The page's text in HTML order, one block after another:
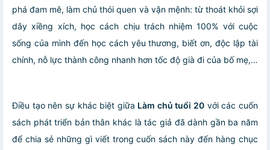
phá đam mê, làm chủ thói quen và vận mệnh: từ thoát khỏi sợi
dây xiềng xích, học cách chịu trách nhiệm 100% với cuộc
sống của mình đến học cách yêu thương, biết ơn, độc lập tài
chính, nỗ lực thành công nhanh hơn tốc độ già đi của bố mẹ,…
Điều tạo nên sự khác biệt giữa Làm chủ tuổi 20với các cuốn
sách phát triển bản thân khác là tác giả đã dành gần ba năm
để chia sẻ những gì viết trong cuốn sách này đến hàng chục